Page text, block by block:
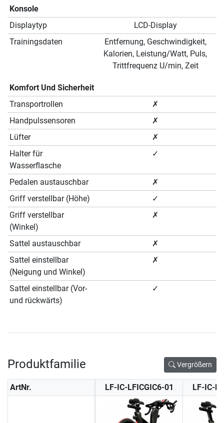
Konsole
Displaytyp
LCD-Display
Trainingsdaten
Entfernung, Geschwindigkeit,
Kalorien, Leistung/Watt, Puls,
Trittfrequenz U/min, Zeit
Komfort Und Sicherheit
Transportrollen
✗
Handpulssensoren
✗
Lüfter
✗
Halter für
Wasserflasche
✓
Pedalen austauschbar
✗
Griff verstellbar (Höhe)
✓
Griff verstellbar
(Winkel)
✗
Sattel austauschbar
✗
Sattel einstellbar
(Neigung und Winkel)
✗
Sattel einstellbar (Vor-
und rückwärts)
✓
Produktfamilie Vergrößern
ArtNr. LF-IC-LFICGIC6-01 LF-IC-